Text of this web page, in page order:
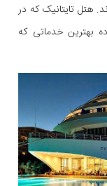
هتل تایتانیک که در
بهترین خدماتی که